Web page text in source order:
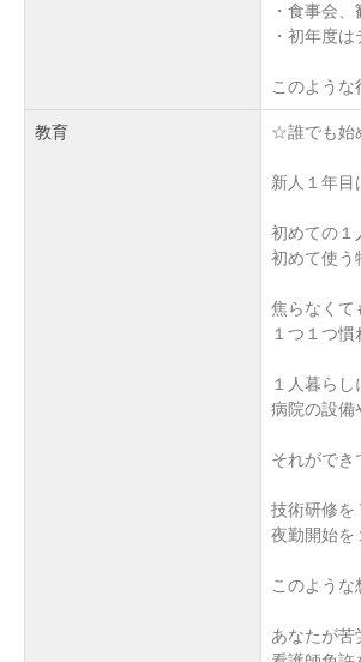
・食事会
・初年度
このよう
教育 ☆誰でも始
新人１年目
初めての１
初めて使う
焦らなくて
１つ１つ
１人暮ら
病院の設備
それができ
技術研修を
夜勤開始を
このよう
あなたが苦